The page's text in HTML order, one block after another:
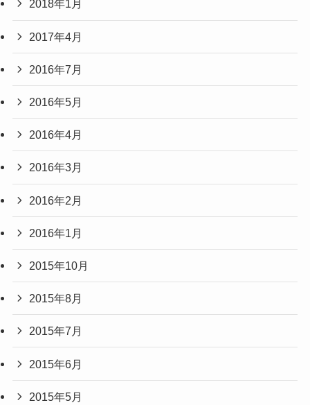
2018年1月
2017年4月
2016年7月
2016年5月
2016年4月
2016年3月
2016年2月
2016年1月
2015年10月
2015年8月
2015年7月
2015年6月
2015年5月